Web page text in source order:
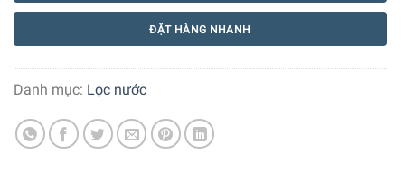
ĐẶT HÀNG NHANH
Danh mục: Lọc nước